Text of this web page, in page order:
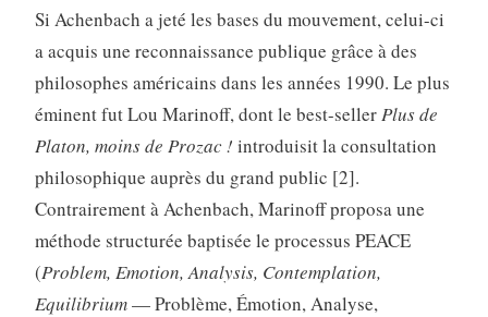
Si Achenbach a jeté les bases du mouvement, celui-ci
a acquis une reconnaissance publique grâce à des
philosophes américains dans les années 1990. Le plus
éminent fut Lou Marinoff, dont le best-sellerPlus de
Platon, moins de Prozac ! introduisit la consultation
philosophique auprès du grand public [2].
Contrairement à Achenbach, Marinoff proposa une
méthode structurée baptisée le processus PEACE
(Problem, Emotion, Analysis, Contemplation,
Equilibrium— Problème, Émotion, Analyse,